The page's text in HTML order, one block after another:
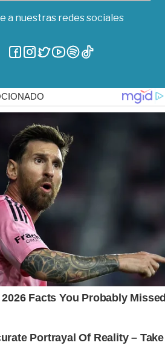
a nuestras redes sociales